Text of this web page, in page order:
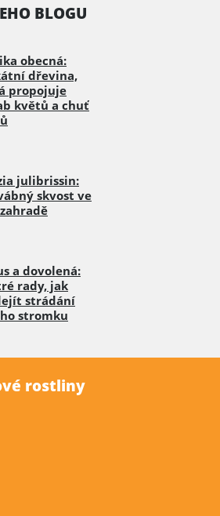
BLOGU
obecná:
dřevina,
propojuje
květů a chuť
julibrissin:
skvost ve
a dovolená:
rady, jak
strádání
stromku
rostliny